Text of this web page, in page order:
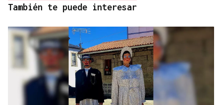
También te puede interesar